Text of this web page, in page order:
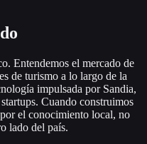
Entendemos el mercado de
de turismo a lo largo de la
impulsada por Sandia,
Cuando construimos
el conocimiento local, no
lado del país.